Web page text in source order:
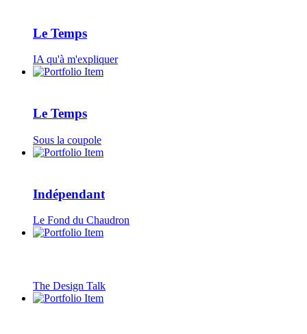
Le Temps
IA qu'à m'expliquer
Le Temps
Sous la coupole
Indépendant
Le Fond du Chaudron
The Design Talk